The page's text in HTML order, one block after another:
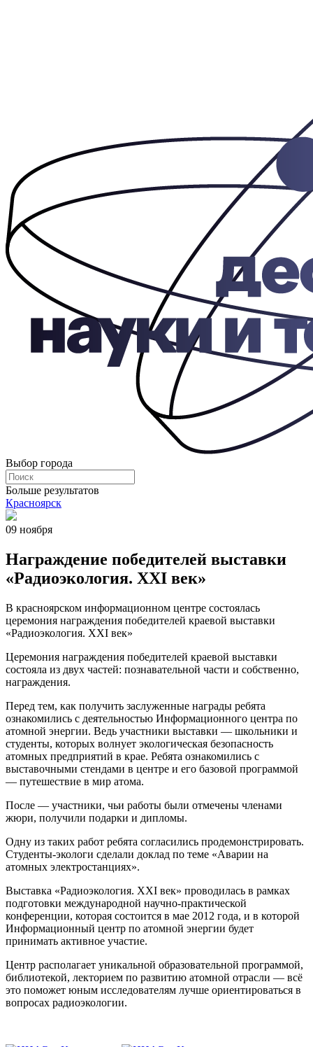
Выбор города
Больше результатов
Красноярск
09 ноября
Награждение победителей выставки
«Радиоэкология. XXI век»
В красноярском информационном центре состоялась
церемония награждения победителей краевой выставки
«Радиоэкология. XXI век»
Церемония награждения победителей краевой выставки
состояла из двух частей: познавательной части и собственно,
награждения.
Перед тем, как получить заслуженные награды ребята
ознакомились с деятельностью Информационного центра по
атомной энергии. Ведь участники выставки — школьники и
студенты, которых волнует экологическая безопасность
атомных предприятий в крае. Ребята ознакомились с
выставочными стендами в центре и его базовой программой
— путешествие в мир атома.
После — участники, чьи работы были отмечены членами
жюри, получили подарки и дипломы.
Одну из таких работ ребята согласились продемонстрировать.
Студенты-экологи сделали доклад по теме «Аварии на
атомных электростанциях».
Выставка «Радиоэкология. XXI век» проводилась в рамках
подготовки международной научно-практической
конференции, которая состоится в мае 2012 года, и в которой
Информационный центр по атомной энергии будет
принимать активное участие.
Центр располагает уникальной образовательной программой,
библиотекой, лекторием по развитию атомной отрасли — всё
это поможет юным исследователям лучше ориентироваться в
вопросах радиоэкологии.